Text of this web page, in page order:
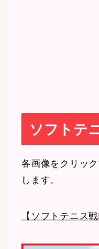
ソフトテ
各画像をクリッ
します。
【ソフトテニス